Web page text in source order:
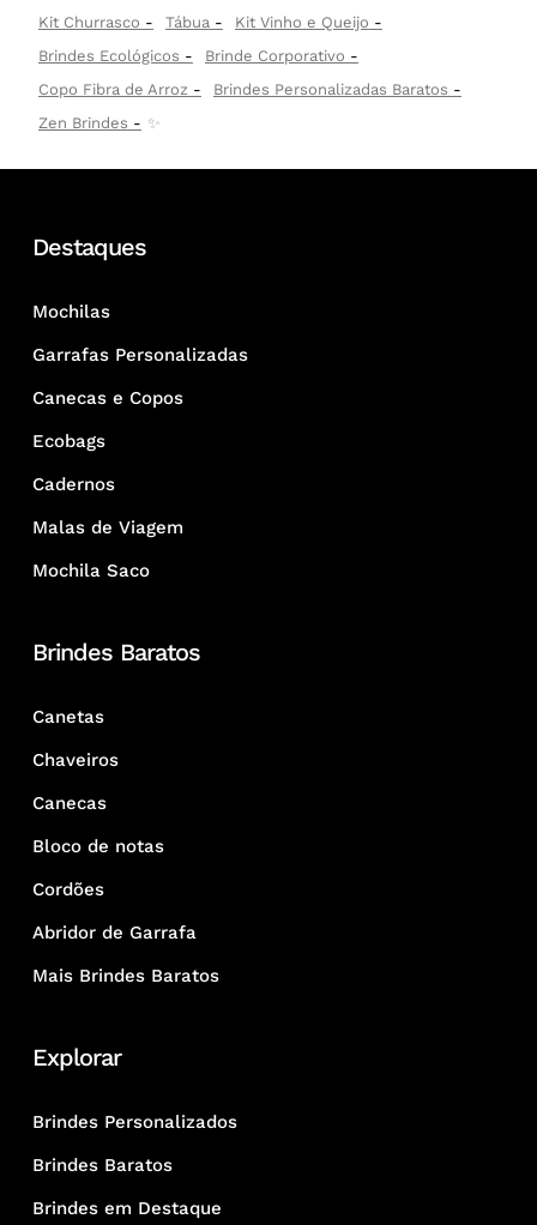
Kit Churrasco
Tábua
Kit Vinho e Queijo
Brindes Ecológicos
Brinde Corporativo
Copo Fibra de Arroz
Brindes Personalizadas Baratos
Zen Brindes
✨
Destaques
Mochilas
Garrafas Personalizadas
Canecas e Copos
Ecobags
Cadernos
Malas de Viagem
Mochila Saco
Brindes Baratos
Canetas
Chaveiros
Canecas
Bloco de notas
Cordões
Abridor de Garrafa
Mais Brindes Baratos
Explorar
Brindes Personalizados
Brindes Baratos
Brindes em Destaque